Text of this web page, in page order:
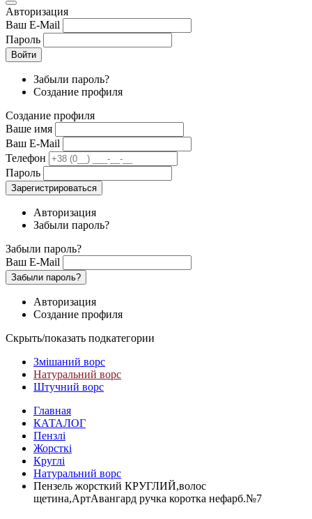
Авторизация
Ваш E-Mail
Пароль
Войти
Забыли пароль?
Создание профиля
Создание профиля
Ваше имя
Ваш E-Mail
Телефон
Пароль
Зарегистрироваться
Авторизация
Забыли пароль?
Забыли пароль?
Ваш E-Mail
Забыли пароль?
Авторизация
Создание профиля
Скрыть/показать подкатегории
Змішаний ворс
Натуральний ворс
Штучний ворс
Главная
КАТАЛОГ
Пензлі
Жорсткі
Круглі
Натуральний ворс
Пензель жорсткий КРУГЛИЙ,волос
щетина,АртАвангард ручка коротка нефарб.№7